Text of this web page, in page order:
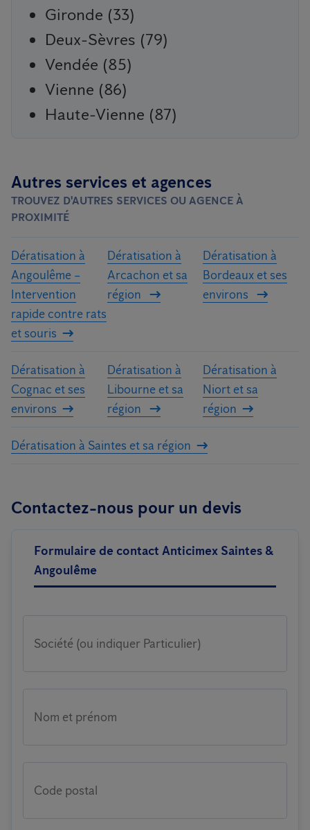
Gironde (33)
Deux-Sèvres (79)
Vendée (85)
Vienne (86)
Haute-Vienne (87)
Autres services et agences
TROUVEZ D'AUTRES SERVICES OU AGENCE À
PROXIMITÉ
Dératisation à
Angoulême –
Intervention
rapide contre rats
et souris​
Dératisation à
Arcachon et sa
région
Dératisation à
Bordeaux et ses
environs
Dératisation à
Cognac et ses
environs
Dératisation à
Libourne et sa
région
Dératisation à
Niort et sa
région
Dératisation à Saintes et sa région
Contactez-nous pour un devis
Formulaire de contact Anticimex Saintes &
Angoulême
Société (ou indiquer Particulier)
Nom et prénom
Code postal